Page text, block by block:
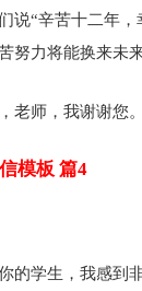
说“辛苦十二年
努力将能换来未
老师，我谢谢您。
模板 篇4
的学生，我感到